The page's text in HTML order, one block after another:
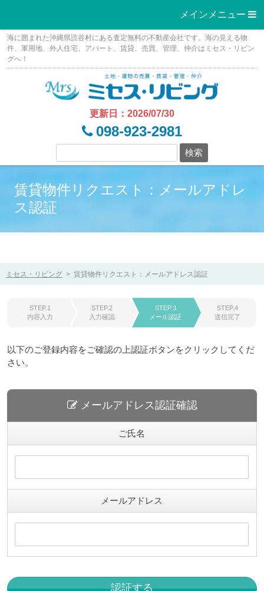
メインメニュー 
Skip
content
海に囲まれた沖縄県読谷村にある査定無料の不動産会社です。海の見える物
件、軍用地、外人住宅、アパート、賃貸、売買、管理、仲介はミセス・リビン
グへ！
更新日：2026/07/30
098-923-2981
賃貸物件リクエスト：メールアドレ
ス認証
ミセス・リビング > 賃貸物件リクエスト：メールアドレス認証
STEP.1
内容入力
STEP.2
入力確認
STEP.3
メール認証
STEP.4
送信完了
以下のご登録内容をご確認の上認証ボタンをクリックしてくだ
さい。
メールアドレス認証確認
ご氏名
メールアドレス